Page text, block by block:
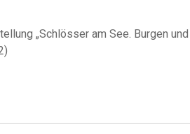
„Schlösser am See. Burgen